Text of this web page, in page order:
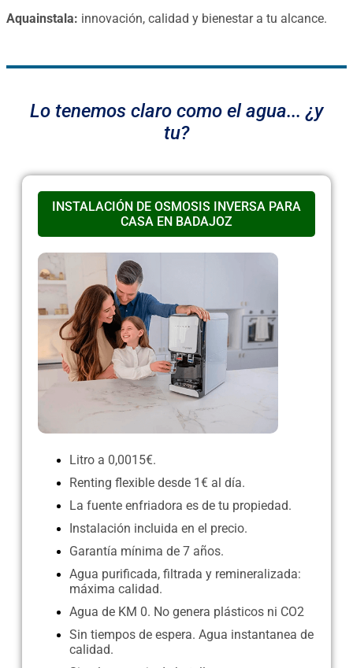
Aquainstala: innovación, calidad y bienestar a tu alcance.
Lo tenemos claro como el agua... ¿y
tu?
INSTALACIÓN DE OSMOSIS INVERSA PARA
CASA EN BADAJOZ
Litro a 0,0015€.
Renting flexible desde 1€ al día.
La fuente enfriadora es de tu propiedad.
Instalación incluida en el precio.
Garantía mínima de 7 años.
Agua purificada, filtrada y remineralizada:
máxima calidad.
Agua de KM 0. No genera plásticos ni CO2
Sin tiempos de espera. Agua instantanea de
calidad.